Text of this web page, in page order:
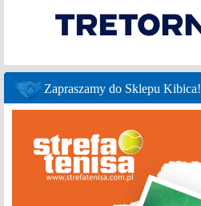
Zapraszamy do Sklepu Kibica!